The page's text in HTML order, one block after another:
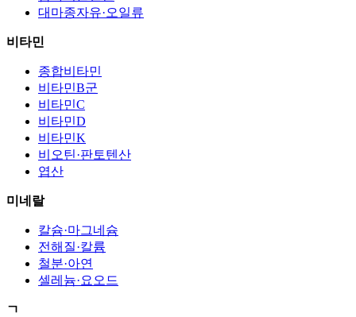
대마종자유·오일류
비타민
종합비타민
비타민B군
비타민C
비타민D
비타민K
비오틴·판토텐산
엽산
미네랄
칼슘·마그네슘
전해질·칼륨
철분·아연
셀레늄·요오드
ㄱ